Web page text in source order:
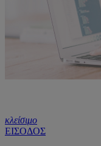
κλείσιμο
ΕΙΣΟΔΟΣ